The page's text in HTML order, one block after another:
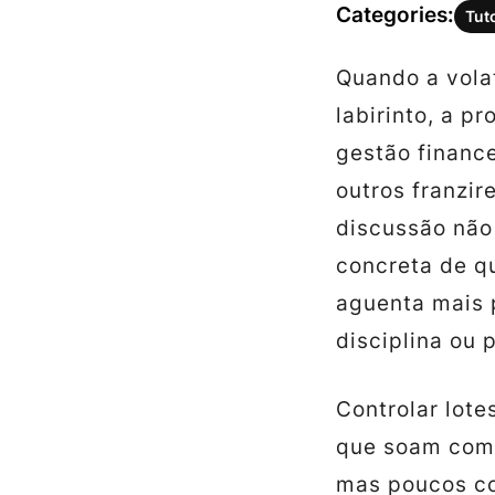
Categories:
Quando a
labirinto, a
gestão
outros
discussão
concreta de
aguenta mais
disciplina ou
Controlar
que soam
mas poucos